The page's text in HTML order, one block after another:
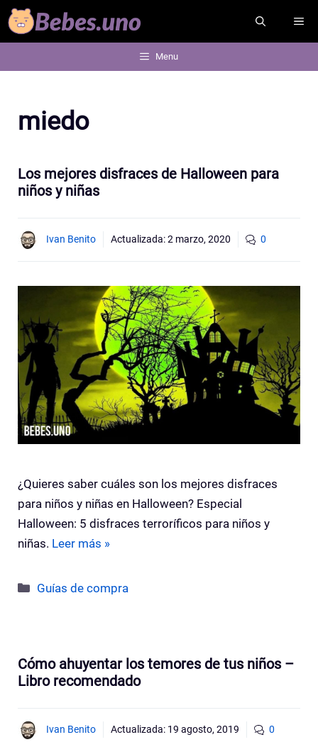
Saltar
al
Menu
miedo
Los mejores disfraces de Halloween para
niños y niñas
Ivan Benito Actualizada:2 marzo, 2020 0
¿Quieres saber cuáles son los mejores disfraces
para niños y niñas en Halloween? Especial
Halloween: 5 disfraces terroríficos para niños y
niñas. Leer más »
Categorías
Guías de compra
Cómo ahuyentar los temores de tus niños –
Libro recomendado
Ivan Benito Actualizada: 19 agosto, 2019 0